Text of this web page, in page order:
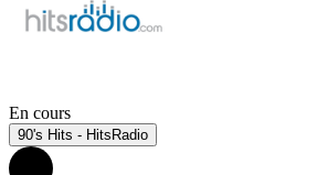
En cours
90's Hits - HitsRadio